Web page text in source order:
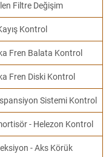
Filtre Değişim
Kontrol
Fren Balata Kontrol
Fren Diski Kontrol
Sistemi Kontrol
- Helezon Kontrol
- Aks Körük